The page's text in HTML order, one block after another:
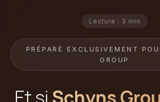
Lecture : 3 min
PRÉPARÉ EXCLUSIVEMENT
GROUP
Et si Schyns